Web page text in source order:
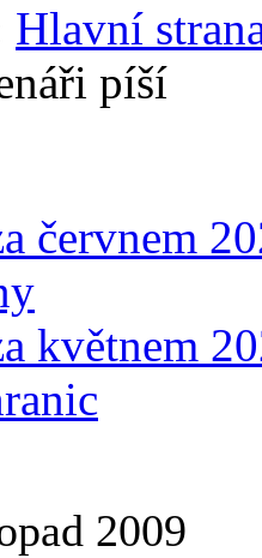
Hlavní
píší
červnem
květnem
2009